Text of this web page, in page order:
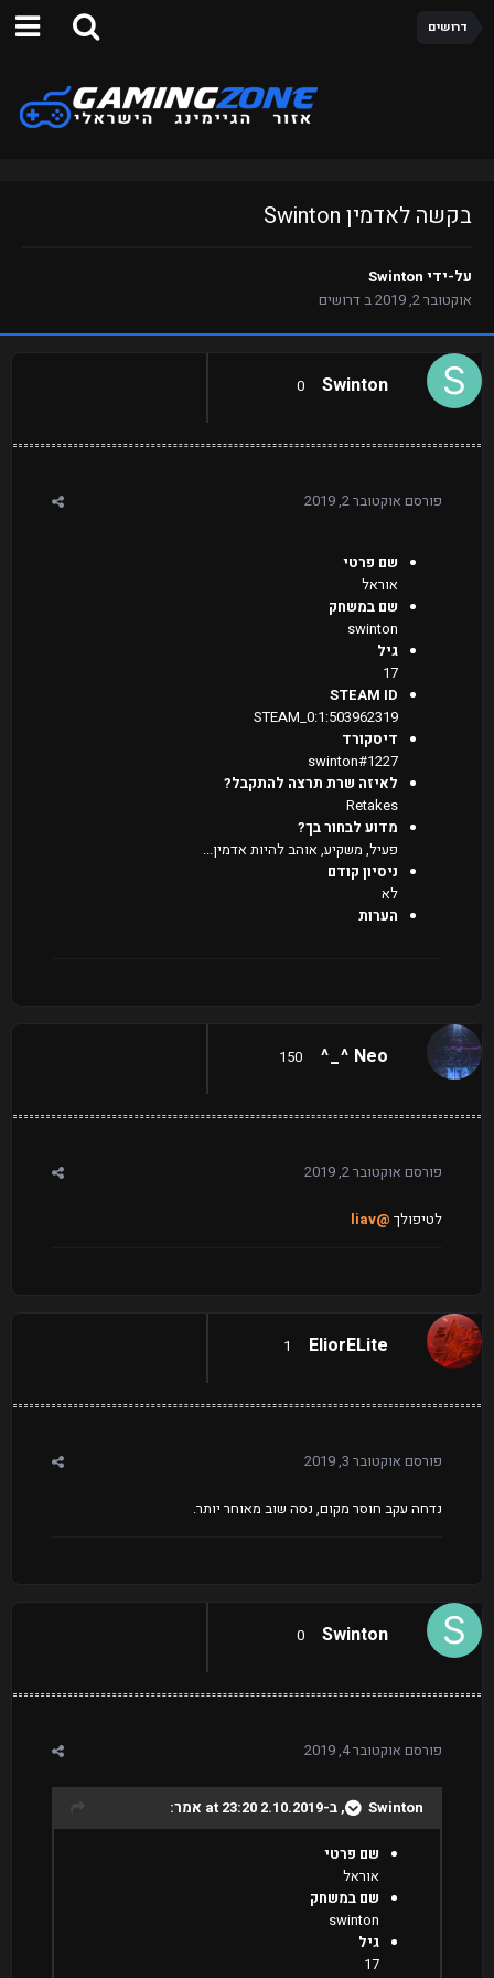
דרושים
בקשה לאדמין Swinton
על-ידי Swinton
אוקטובר 2, 2019
בדרושים
Swinton
0
פורסם אוקטובר 2, 2019
שם פרטי
אוראל
שם במשחק
swinton
גיל
17
STEAM ID
STEAM_0:1:503962319
דיסקורד
swinton#1227
לאיזה שרת תרצה להתקבל?
Retakes
מדוע לבחור בך?
פעיל, משקיע, אוהב להיות אדמין...
ניסיון קודם
לא
הערות
Neo ^_^
150
פורסם אוקטובר 2, 2019
לטיפולך @liav
EliorELite
1
פורסם אוקטובר 3, 2019
נדחה עקב חוסר מקום, נסה שוב מאוחר יותר.
Swinton
0
פורסם אוקטובר 4, 2019
Swinton , ב-2.10.2019 at 23:20 אמר:
שם פרטי
אוראל
שם במשחק
swinton
גיל
17